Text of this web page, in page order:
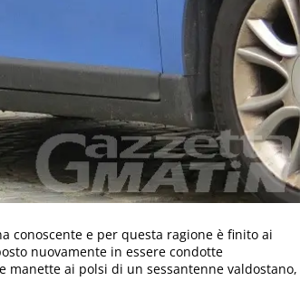
conoscente e per questa ragione è finito ai
nuovamente in essere condotte
manette ai polsi di un sessantenne valdostano,